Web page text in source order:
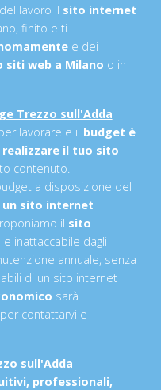
lavoro il sito internet
finito e ti
e dei
siti web a Milano o in
Trezzo sull'Adda
lavorare e il budget è
realizzare il tuo sito
contenuto.
a disposizione del
un sito internet
il sito
e inattaccabile dagli
annuale, senza
di un sito internet
sarà
contattarvi e
sull'Adda
professionali,